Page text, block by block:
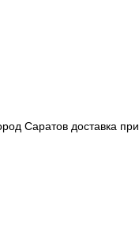
Саратов доставка